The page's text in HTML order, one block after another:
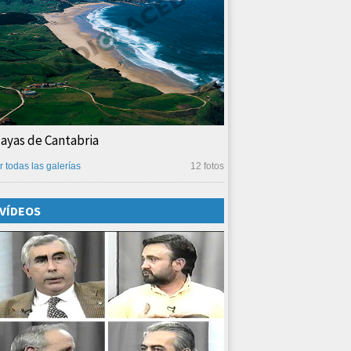
de Cantabria
12 fotos
todas las galerías
VÍDEOS